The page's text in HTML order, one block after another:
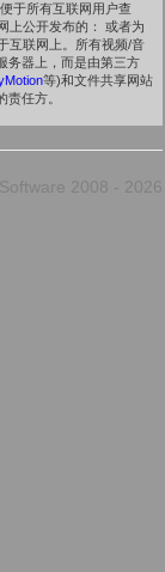
于所有互联网用户查
上公开发布的： 或者为
互联网上。所有视频/音
务器上，而是由第三方
等)和文件共享网站
任方。
2008 - 2026